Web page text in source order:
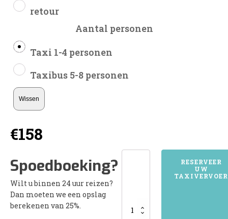
retour
Aantal personen
Taxi 1-4 personen
Taxibus 5-8 personen
Wissen
€158
Spoedboeking?
Wilt u binnen 24 uur reizen?
Dan moeten we een opslag
berekenen van 25%.
5249ROSMALENRESERVEER
UW
TAXIVERVOER